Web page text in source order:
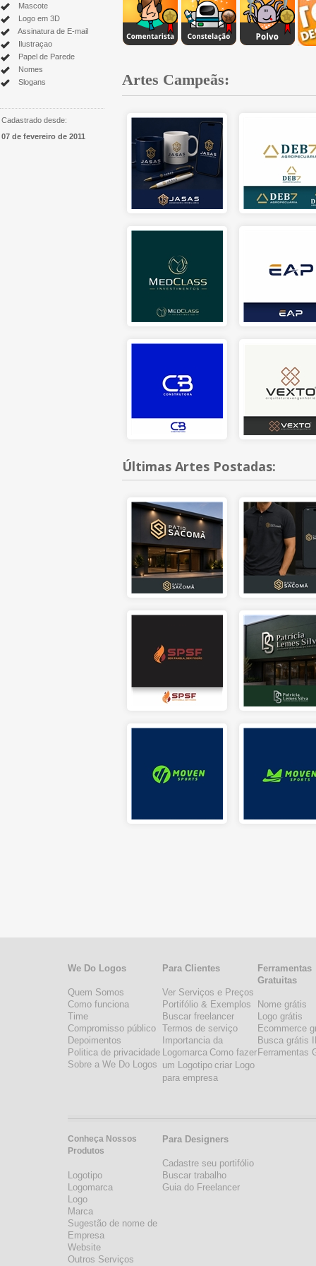
Mascote
Logo em 3D
Assinatura de E-mail
Ilustraçao
Papel de Parede
Nomes
Slogans
Cadastrado desde:
07 de fevereiro de 2011
Artes Campeãs:
Últimas Artes Postadas:
We Do Logos
Quem Somos
Como funciona
Time
Compromisso público
Depoimentos
Politica de privacidade
Sobre a We Do Logos
Conheça Nossos
Produtos
Logotipo
Logomarca
Logo
Marca
Sugestão de nome de
Empresa
Website
Outros Serviços
Para Clientes
Ver Serviços e Preços
Portifólio & Exemplos
Buscar freelancer
Termos de serviço
Importancia da
Logomarca Como fazer
um Logotipo criar Logo
para empresa
Para Designers
Cadastre seu portifólio
Buscar trabalho
Guia do Freelancer
Ferramentas
Gratuitas
Nome grátis
Logo grátis
Ecommerce
Busca grátis
Ferramentas